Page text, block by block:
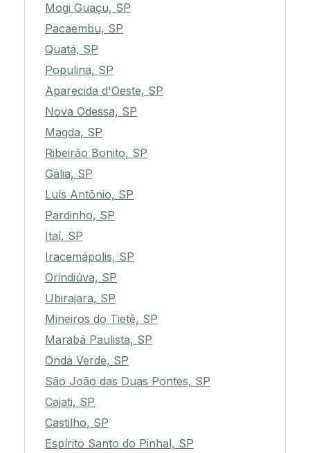
Mogi Guaçu, SP
Pacaembu, SP
Quatá, SP
Populina, SP
Aparecida d'Oeste, SP
Nova Odessa, SP
Magda, SP
Ribeirão Bonito, SP
Gália, SP
Luís Antônio, SP
Pardinho, SP
Itaí, SP
Iracemápolis, SP
Orindiúva, SP
Ubirajara, SP
Mineiros do Tietê, SP
Marabá Paulista, SP
Onda Verde, SP
São João das Duas Pontes, SP
Cajati, SP
Castilho, SP
Espírito Santo do Pinhal, SP